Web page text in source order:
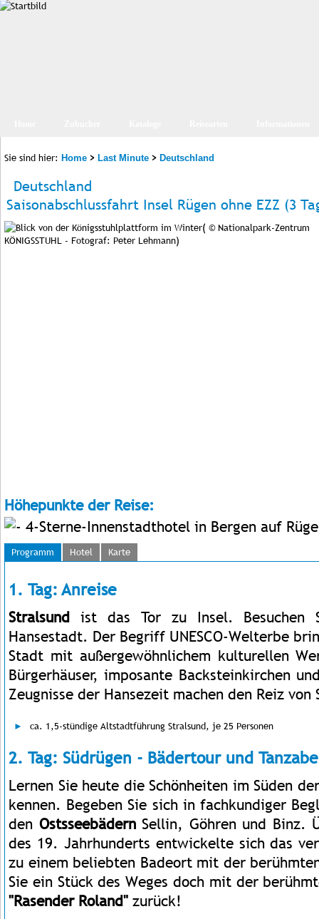
Sie sind hier: Home > Last Minute > Deutschland
Deutschland
Saisonabschlussfahrt Insel Rügen ohne EZZ (3
Höhepunkte der Reise:
4-Sterne-Innenstadthotel in Bergen auf
Programm Hotel Karte
1. Tag: Anreise
Stralsund ist das Tor zu Insel. Besuchen
Hansestadt. Der Begriff UNESCO-Welterbe
Stadt mit außergewöhnlichem kulturellen
Bürgerhäuser, imposante Backsteinkirchen
Zeugnisse der Hansezeit machen den Reiz von
ca. 1,5-stündige Altstadtführung Stralsund, je 25 Personen
2. Tag: Südrügen - Bädertour und
Lernen Sie heute die Schönheiten im Süden
kennen. Begeben Sie sich in fachkundiger
den OstsseebädernSellin, Göhren und Binz.
des 19. Jahrhunderts entwickelte sich das
zu einem beliebten Badeort mit der
Sie ein Stück des Weges doch mit der
"Rasender Roland" zurück!